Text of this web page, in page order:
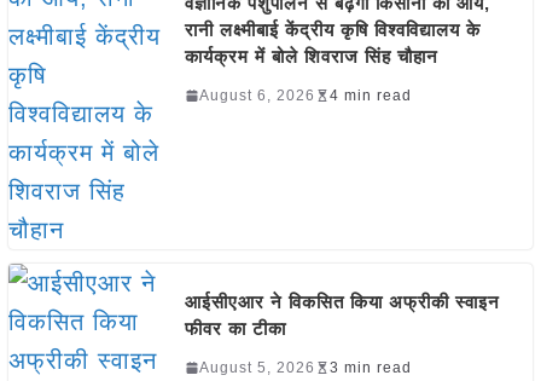
रानी लक्ष्मीबाई केंद्रीय कृषि विश्वविद्यालय के
कार्यक्रम में बोले शिवराज सिंह चौहान
August 6, 2026 4 min read
आईसीएआर ने विकसित किया अफ्रीकी स्वाइन
फीवर का टीका
August 5, 2026 3 min read